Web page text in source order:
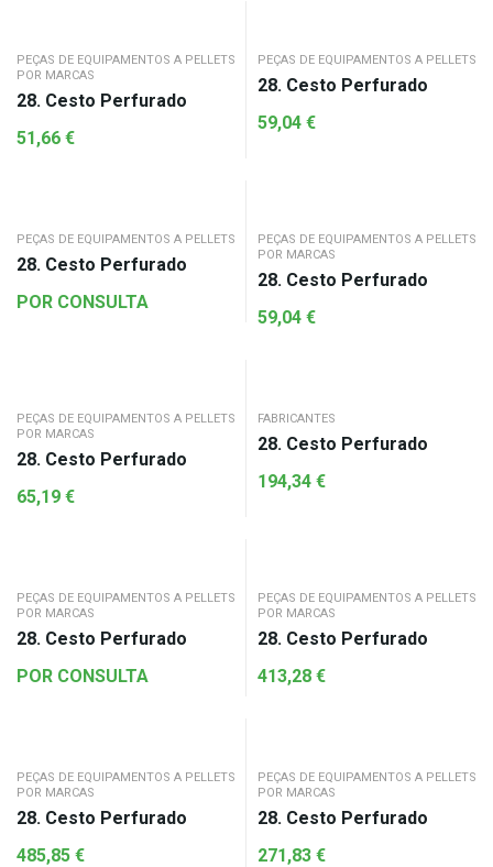
PEÇAS DE EQUIPAMENTOS A PELLETS
POR MARCAS
28. Cesto Perfurado
51,66 €
PEÇAS DE EQUIPAMENTOS A PELLETS
28. Cesto Perfurado
59,04 €
PEÇAS DE EQUIPAMENTOS A PELLETS
28. Cesto Perfurado
POR CONSULTA
PEÇAS DE EQUIPAMENTOS A PELLETS
POR MARCAS
28. Cesto Perfurado
59,04 €
PEÇAS DE EQUIPAMENTOS A PELLETS
POR MARCAS
28. Cesto Perfurado
65,19 €
FABRICANTES
28. Cesto Perfurado
194,34 €
PEÇAS DE EQUIPAMENTOS A PELLETS
POR MARCAS
28. Cesto Perfurado
POR CONSULTA
PEÇAS DE EQUIPAMENTOS A PELLETS
POR MARCAS
28. Cesto Perfurado
413,28 €
PEÇAS DE EQUIPAMENTOS A PELLETS
POR MARCAS
28. Cesto Perfurado
485,85 €
PEÇAS DE EQUIPAMENTOS A PELLETS
POR MARCAS
28. Cesto Perfurado
271,83 €